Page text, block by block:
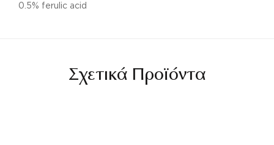
0.5% ferulic acid
Σχετικά Προϊόντα